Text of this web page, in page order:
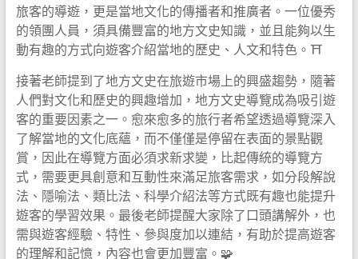
旅客的導遊，更是當地文化的傳播者和推廣者。一位優秀
的領團人員，須具備豐富的地方文史知識，並且能夠以生
動有趣的方式向遊客介紹當地的歷史、人文和特色。⛩️
接著老師提到了地方文史在旅遊市場上的興盛趨勢，隨著
人們對文化和歷史的興趣增加，地方文史導覽成為吸引遊
客的重要因素之一。愈來愈多的旅行者希望透過導覽深入
了解當地的文化底蘊，而不僅僅是停留在表面的景點觀
賞，因此在導覽方面必須求新求變，比起傳統的導覽方
式，需要更具創意和互動性來滿足旅客需求，如分段解說
法、隱喻法、類比法、科學介紹法等方式既有趣也能提升
遊客的學習效果。最後老師提醒大家除了口頭講解外，也
需與遊客經驗、特性、參與度加以連結，有助於提高遊客
的理解和記憶，內容也會更加豐富。🧩